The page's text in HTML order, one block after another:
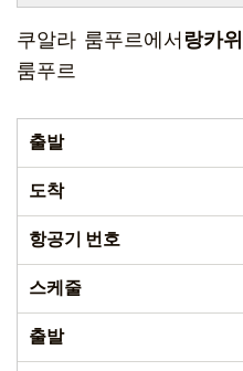
쿠알라 룸푸르에서 랑카위
룸푸르
출발
도착
항공기 번호
스케줄
출발